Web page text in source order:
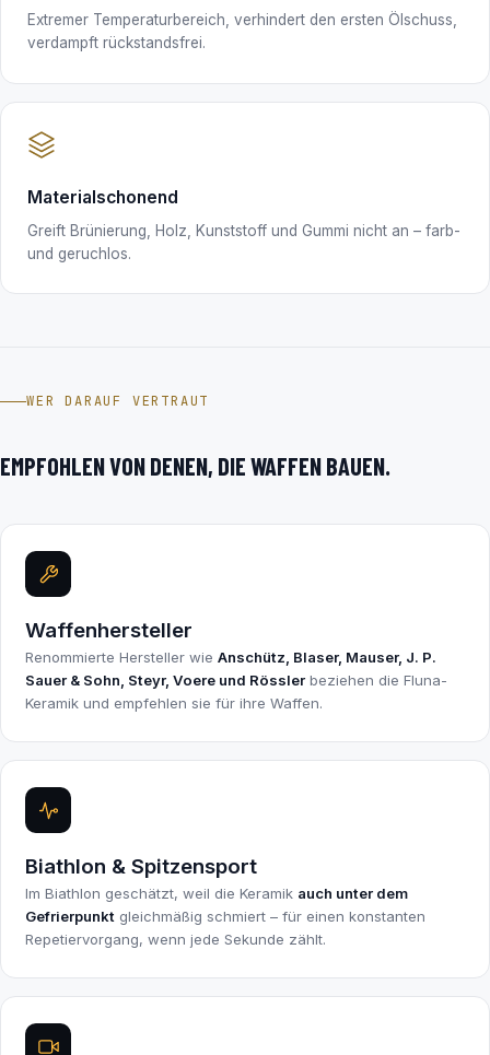
Extremer Temperaturbereich, verhindert den ersten Ölschuss,
verdampft rückstandsfrei.
Materialschonend
Greift Brünierung, Holz, Kunststoff und Gummi nicht an – farb-
und geruchlos.
WER DARAUF VERTRAUT
EMPFOHLEN VON DENEN, DIE WAFFEN BAUEN.
Waffenhersteller
Renommierte Hersteller wieAnschütz, Blaser, Mauser, J. P.
Sauer & Sohn, Steyr, Voere und Rössler beziehen die Fluna-
Keramik und empfehlen sie für ihre Waffen.
Biathlon & Spitzensport
Im Biathlon geschätzt, weil die Keramik auch unter dem
Gefrierpunkt gleichmäßig schmiert – für einen konstanten
Repetiervorgang, wenn jede Sekunde zählt.